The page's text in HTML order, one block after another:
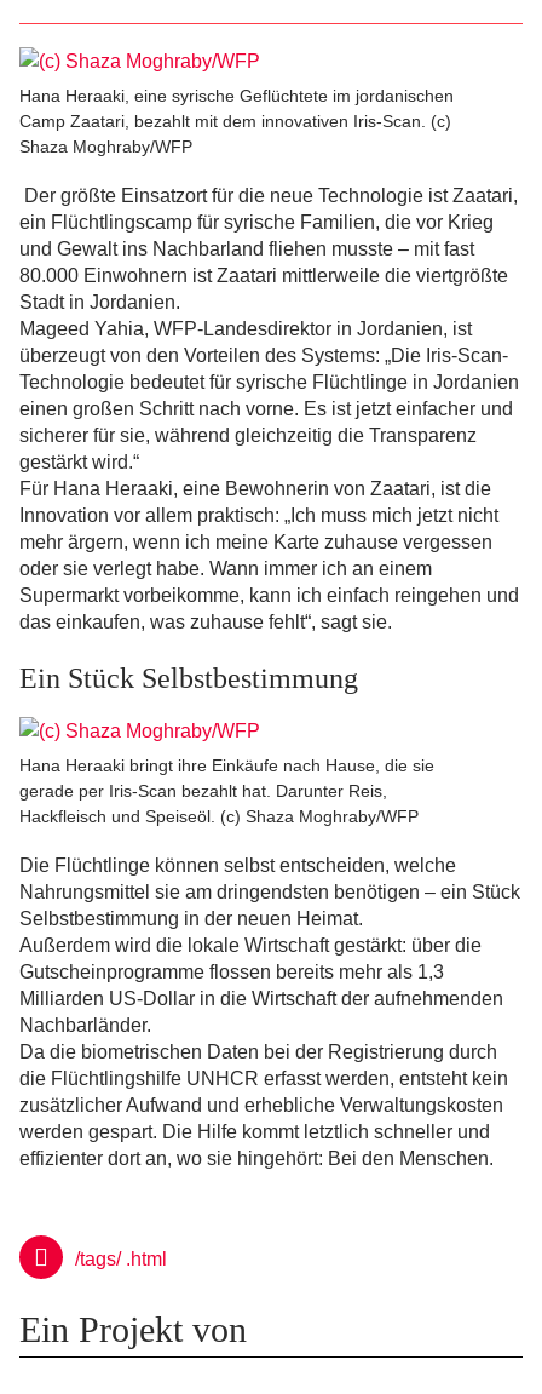
Hana Heraaki, eine syrische Geflüchtete im jordanischen
Camp Zaatari, bezahlt mit dem innovativen Iris-Scan. (c)
Shaza Moghraby/WFP
Der größte Einsatzort für die neue Technologie ist Zaatari,
ein Flüchtlingscamp für syrische Familien, die vor Krieg
und Gewalt ins Nachbarland fliehen musste – mit fast
80.000 Einwohnern ist Zaatari mittlerweile die viertgrößte
Stadt in Jordanien.
Mageed Yahia, WFP-Landesdirektor in Jordanien, ist
überzeugt von den Vorteilen des Systems: „Die Iris-Scan-
Technologie bedeutet für syrische Flüchtlinge in Jordanien
einen großen Schritt nach vorne. Es ist jetzt einfacher und
sicherer für sie, während gleichzeitig die Transparenz
gestärkt wird.“
Für Hana Heraaki, eine Bewohnerin von Zaatari, ist die
Innovation vor allem praktisch: „Ich muss mich jetzt nicht
mehr ärgern, wenn ich meine Karte zuhause vergessen
oder sie verlegt habe. Wann immer ich an einem
Supermarkt vorbeikomme, kann ich einfach reingehen und
das einkaufen, was zuhause fehlt“, sagt sie.
Ein Stück Selbstbestimmung
Hana Heraaki bringt ihre Einkäufe nach Hause, die sie
gerade per Iris-Scan bezahlt hat. Darunter Reis,
Hackfleisch und Speiseöl. (c) Shaza Moghraby/WFP
Die Flüchtlinge können selbst entscheiden, welche
Nahrungsmittel sie am dringendsten benötigen – ein Stück
Selbstbestimmung in der neuen Heimat.
Außerdem wird die lokale Wirtschaft gestärkt: über die
Gutscheinprogramme flossen bereits mehr als 1,3
Milliarden US-Dollar in die Wirtschaft der aufnehmenden
Nachbarländer.
Da die biometrischen Daten bei der Registrierung durch
die Flüchtlingshilfe UNHCR erfasst werden, entsteht kein
zusätzlicher Aufwand und erhebliche Verwaltungskosten
werden gespart. Die Hilfe kommt letztlich schneller und
effizienter dort an, wo sie hingehört: Bei den Menschen.
/tags/ .html
Ein Projekt von